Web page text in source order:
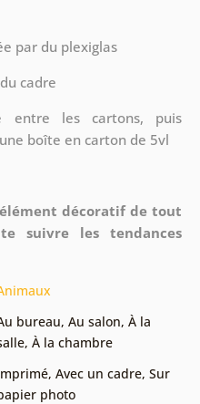
par du plexiglas
cadre
entre les cartons, puis
boîte en carton de 5vl
décoratif de tout
suivre les tendances
bureau, Au salon, À la
, À la chambre
, Avec un cadre, Sur
photo